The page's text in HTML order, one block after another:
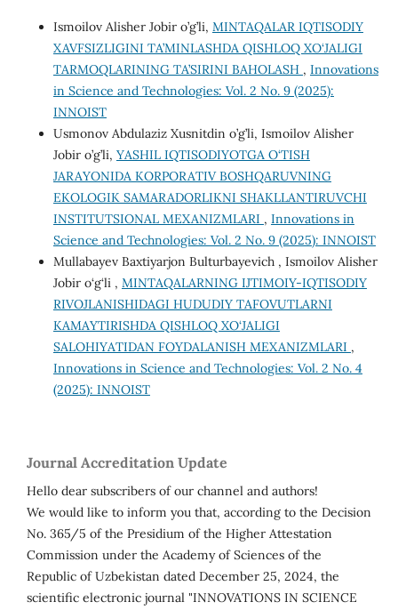
Ismoilov Alisher Jobir o’g’li, MINTAQALAR IQTISODIY
XAVFSIZLIGINI TA’MINLASHDA QISHLOQ XO‘JALIGI
TARMOQLARINING TA’SIRINI BAHOLASH , Innovations
in Science and Technologies: Vol. 2 No. 9 (2025):
INNOIST
Usmonov Abdulaziz Xusnitdin o’g’li, Ismoilov Alisher
Jobir o’g’li, YASHIL IQTISODIYOTGA O‘TISH
JARAYONIDA KORPORATIV BOSHQARUVNING
EKOLOGIK SAMARADORLIKNI SHAKLLANTIRUVCHI
INSTITUTSIONAL MEXANIZMLARI , Innovations in
Science and Technologies: Vol. 2 No. 9 (2025): INNOIST
Mullabayev Baxtiyarjon Bulturbayevich , Ismoilov Alisher
Jobir o‘g‘li , MINTAQALARNING IJTIMOIY-IQTISODIY
RIVOJLANISHIDAGI HUDUDIY TAFOVUTLARNI
KAMAYTIRISHDA QISHLOQ XO‘JALIGI
SALOHIYATIDAN FOYDALANISH MEXANIZMLARI ,
Innovations in Science and Technologies: Vol. 2 No. 4
(2025): INNOIST
Journal Accreditation Update
Hello dear subscribers of our channel and authors!
We would like to inform you that, according to the Decision
No. 365/5 of the Presidium of the Higher Attestation
Commission under the Academy of Sciences of the
Republic of Uzbekistan dated December 25, 2024, the
scientific electronic journal "INNOVATIONS IN SCIENCE